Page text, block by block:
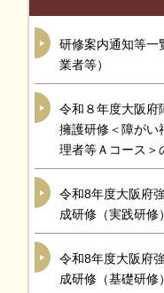
研修案内通知等一
業者等）
令和８年度大阪府
擁護研修＜障がい
理者等Ａコース＞
令和8年度大阪府
成研修（実践研修
令和8年度大阪府
成研修（基礎研修